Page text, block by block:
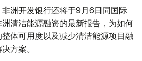
洲开发银行还将于9月6日同国际
清洁能源融资的最新报告，为如何
体可用度以及减少清洁能源项目融
方案。